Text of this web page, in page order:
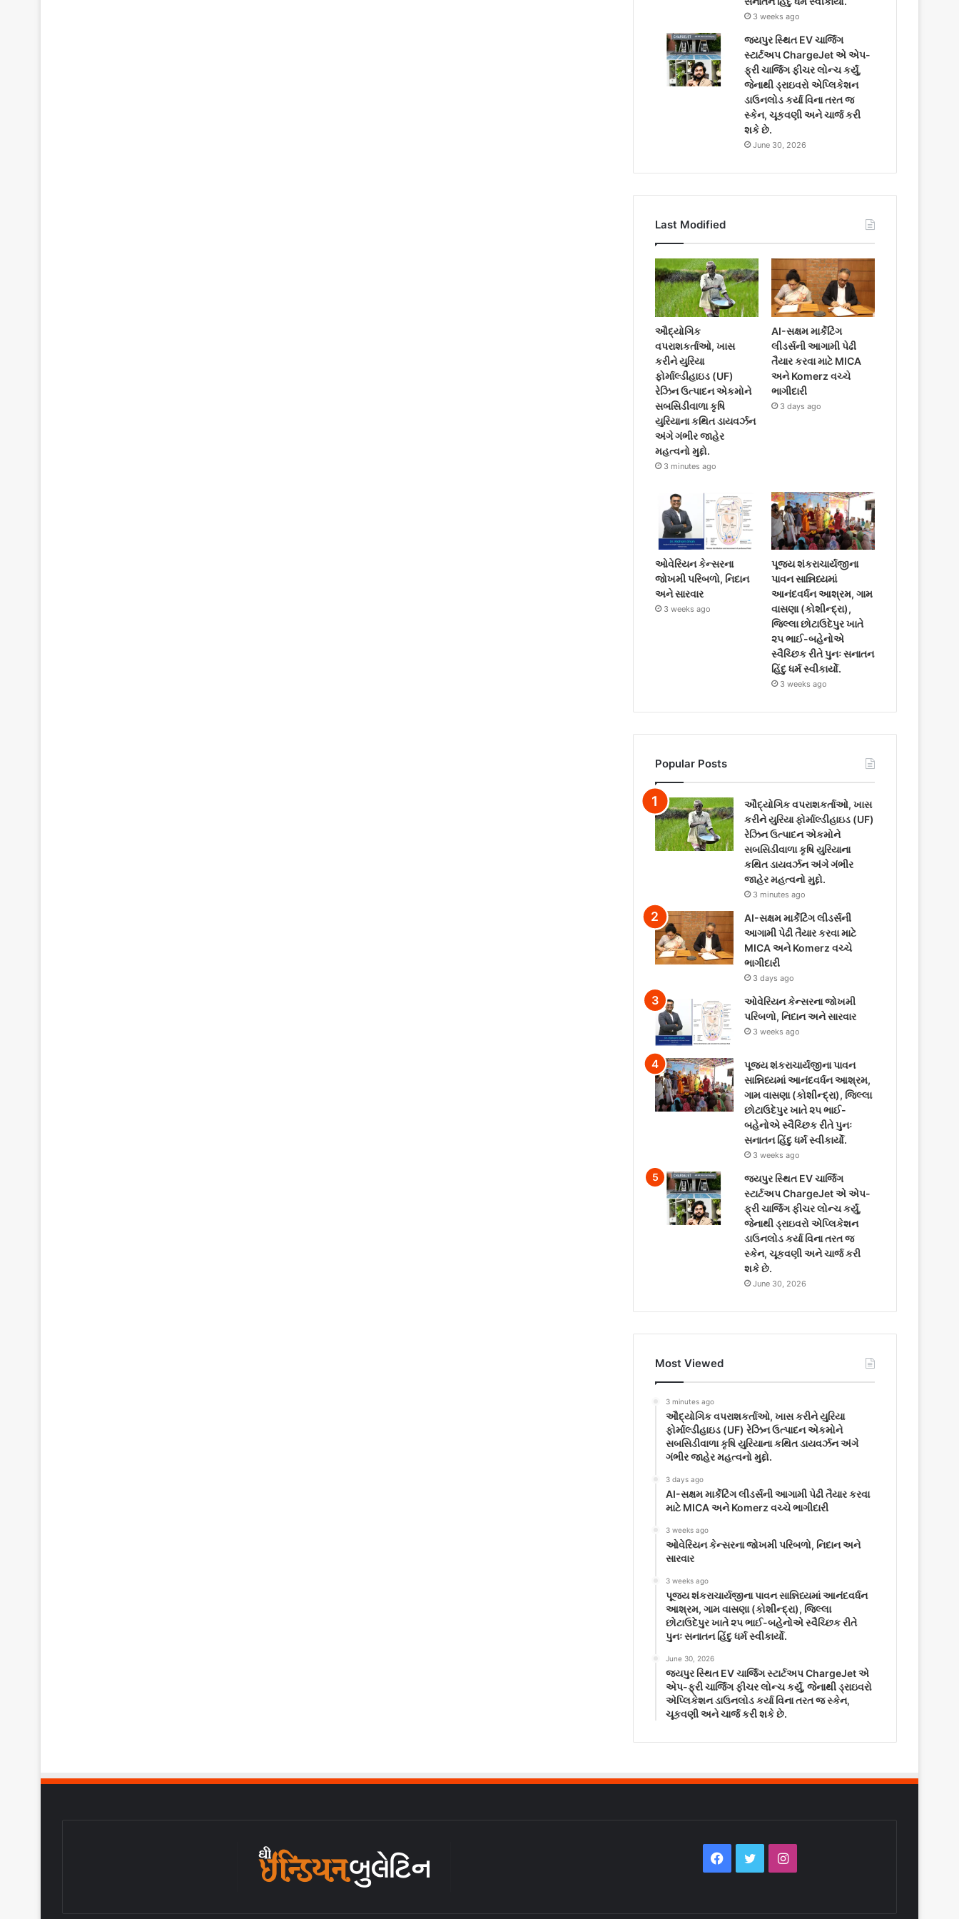
3 weeks ago
જયપુર સ્થિત EV ચાર્જિંગ
સ્ટાર્ટઅપ ChargeJet એ એપ-
ફ્રી ચાર્જિંગ ફીચર લોન્ચ કર્યું,
જેનાથી ડ્રાઇવરો એપ્લિકેશન
ડાઉનલોડ કર્યા વિના તરત જ
સ્કેન, ચૂકવણી અને ચાર્જ કરી
શકે છે.
June 30, 2026
Last Modified
ઔદ્યોગિક
વપરાશકર્તાઓ, ખાસ
કરીને યુરિયા
ફોર્માલ્ડીહાઇડ (UF)
રેઝિન ઉત્પાદન એકમોને
સબસિડીવાળા કૃષિ
યુરિયાના કથિત ડાયવર્ઝન
અંગે ગંભીર જાહેર
મહત્વનો મુદ્દો.
3 minutes ago
AI-સક્ષમ માર્કેટિંગ
લીડર્સની આગામી પેઢી
તૈયાર કરવા માટે MICA
અને Komerz વચ્ચે
ભાગીદારી
3 days ago
ઓવેરિયન કેન્સરના
જોખમી પરિબળો, નિદાન
અને સારવાર
3 weeks ago
પૂજ્ય શંકરાચાર્યજીના
પાવન સાન્નિધ્યમાં
આનંદવર્ધન આશ્રમ, ગામ
વાસણા (કોશીન્દ્રા),
જિલ્લા છોટાઉદેપુર ખાતે
૨૫ ભાઈ-બહેનોએ
સ્વૈચ્છિક રીતે પુનઃ સનાતન
હિંદુ ધર્મ સ્વીકાર્યો.
3 weeks ago
Popular Posts
ઔદ્યોગિક વપરાશકર્તાઓ, ખાસ
કરીને યુરિયા ફોર્માલ્ડીહાઇડ (UF)
રેઝિન ઉત્પાદન એકમોને
સબસિડીવાળા કૃષિ યુરિયાના
કથિત ડાયવર્ઝન અંગે ગંભીર
જાહેર મહત્વનો મુદ્દો.
3 minutes ago
AI-સક્ષમ માર્કેટિંગ લીડર્સની
આગામી પેઢી તૈયાર કરવા માટે
MICA અને Komerz વચ્ચે
ભાગીદારી
3 days ago
ઓવેરિયન કેન્સરના જોખમી
પરિબળો, નિદાન અને સારવાર
3 weeks ago
પૂજ્ય શંકરાચાર્યજીના પાવન
સાન્નિધ્યમાં આનંદવર્ધન આશ્રમ,
ગામ વાસણા (કોશીન્દ્રા), જિલ્લા
છોટાઉદેપુર ખાતે ૨૫ ભાઈ-
બહેનોએ સ્વૈચ્છિક રીતે પુનઃ
સનાતન હિંદુ ધર્મ સ્વીકાર્યો.
3 weeks ago
જયપુર સ્થિત EV ચાર્જિંગ
સ્ટાર્ટઅપ ChargeJet એ એપ-
ફ્રી ચાર્જિંગ ફીચર લોન્ચ કર્યું,
જેનાથી ડ્રાઇવરો એપ્લિકેશન
ડાઉનલોડ કર્યા વિના તરત જ
સ્કેન, ચૂકવણી અને ચાર્જ કરી
શકે છે.
June 30, 2026
Most Viewed
3 minutes ago
ઔદ્યોગિક વપરાશકર્તાઓ, ખાસ કરીને યુરિયા
ફોર્માલ્ડીહાઇડ (UF) રેઝિન ઉત્પાદન એકમોને
સબસિડીવાળા કૃષિ યુરિયાના કથિત ડાયવર્ઝન અંગે
ગંભીર જાહેર મહત્વનો મુદ્દો.
3 days ago
AI-સક્ષમ માર્કેટિંગ લીડર્સની આગામી પેઢી તૈયાર કરવા
માટે MICA અને Komerz વચ્ચે ભાગીદારી
3 weeks ago
ઓવેરિયન કેન્સરના જોખમી પરિબળો, નિદાન અને
સારવાર
3 weeks ago
પૂજ્ય શંકરાચાર્યજીના પાવન સાન્નિધ્યમાં આનંદવર્ધન
આશ્રમ, ગામ વાસણા (કોશીન્દ્રા), જિલ્લા
છોટાઉદેપુર ખાતે ૨૫ ભાઈ-બહેનોએ સ્વૈચ્છિક રીતે
પુનઃ સનાતન હિંદુ ધર્મ સ્વીકાર્યો.
June 30, 2026
જયપુર સ્થિત EV ચાર્જિંગ સ્ટાર્ટઅપ ChargeJet એ
એપ-ફ્રી ચાર્જિંગ ફીચર લોન્ચ કર્યું, જેનાથી ડ્રાઇવરો
એપ્લિકેશન ડાઉનલોડ કર્યા વિના તરત જ સ્કેન,
ચૂકવણી અને ચાર્જ કરી શકે છે.
Facebook
TwitterInstagram